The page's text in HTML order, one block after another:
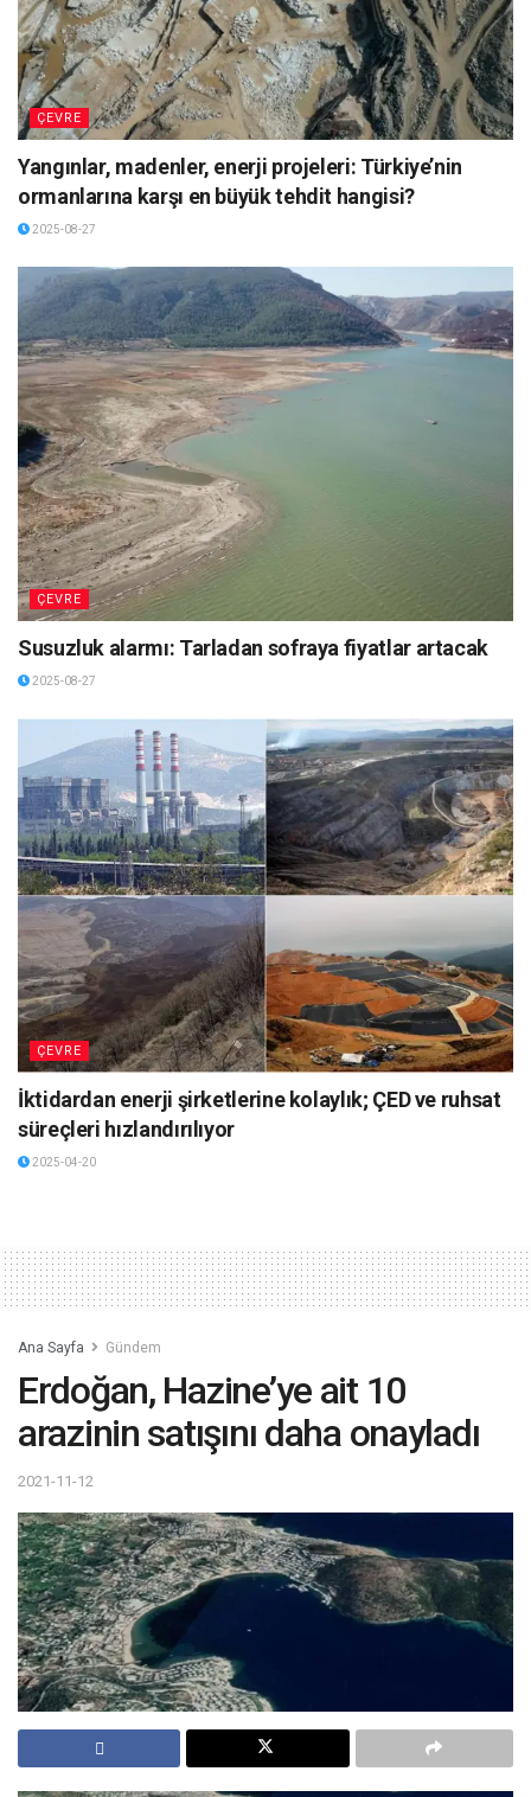
ÇEVRE
Yangınlar, madenler, enerji projeleri: Türkiye’nin
ormanlarına karşı en büyük tehdit hangisi?
2025-08-27
ÇEVRE
Susuzluk alarmı: Tarladan sofraya fiyatlar artacak
2025-08-27
ÇEVRE
İktidardan enerji şirketlerine kolaylık; ÇED ve ruhsat
süreçleri hızlandırılıyor
2025-04-20
Ana Sayfa Gündem
Erdoğan, Hazine’ye ait 10
arazinin satışını daha onayladı
2021-11-12